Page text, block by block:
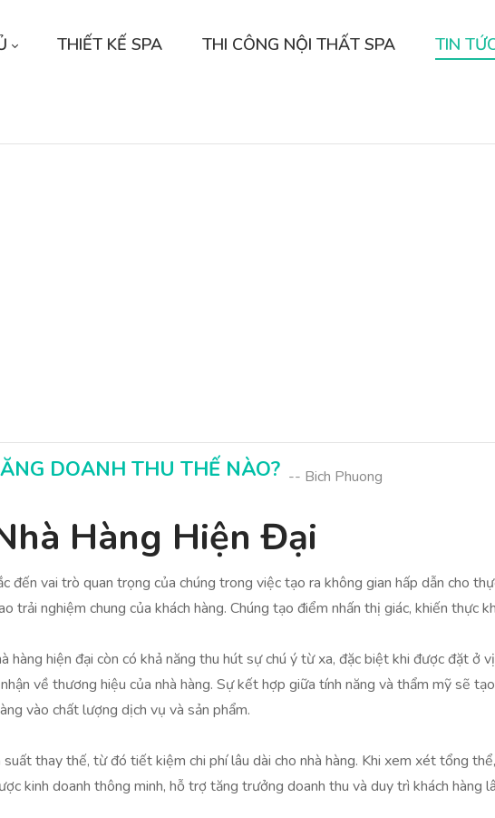
THIẾT KẾ SPA THI CÔNG NỘI THẤT SPA TIN
DOANH THU THẾ NÀO? -- Bich Phuong
Hàng Hiện Đại
đến vai trò quan trọng của chúng trong việc tạo ra không gian hấp dẫn cho
trải nghiệm chung của khách hàng. Chúng tạo điểm nhấn thị giác, khiến thực
hàng hiện đại còn có khả năng thu hút sự chú ý từ xa, đặc biệt khi được đặt ở
về thương hiệu của nhà hàng. Sự kết hợp giữa tính năng và thẩm mỹ sẽ
vào chất lượng dịch vụ và sản phẩm.
thay thế, từ đó tiết kiệm chi phí lâu dài cho nhà hàng. Khi xem xét tổng
kinh doanh thông minh, hỗ trợ tăng trưởng doanh thu và duy trì khách hàng